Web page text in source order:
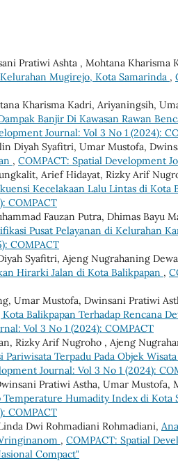
Pratiwi Ashta , Mohtana Kharisma
Mugirejo, Kota Samarinda ,
Kharisma Kadri, Ariyaningsih,
Banjir Di Kawasan Rawan
Journal: Vol 3 No 1 (2024):
Diyah Syafitri, Umar Mustofa,
, COMPACT: Spatial Development
Arief Hidayat, Rizky Arif
Kecelakaan Lalu Lintas di Kota
COMPACT
Fauzan Putra, Dhimas Bayu
Pusat Pelayanan di Kelurahan
COMPACT
Syafitri, Ajeng Nugrahaning
Hirarki Jalan di Kota Balikpapan ,
Umar Mustofa, Dwinsani Pratiwi
Balikpapan Terhadap Rencana
Vol 3 No 1 (2024): COMPACT
Rizky Arif Nugroho , Ajeng
Pariwisata Terpadu Pada Objek
Journal: Vol 3 No 1 (2024):
Pratiwi Astha, Umar Mustofa,
Temperature Humadity Index di Kota
COMPACT
Dwi Rohmadiani Rohmadiani,
, COMPACT: Spatial
Compact"